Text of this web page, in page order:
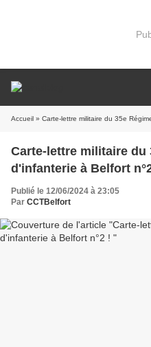
Accueil » Carte-lettre militaire du 35e
Carte-lettre militaire du
d'infanterie à Belfort
Publié le 12/06/2024 à 23:05
Par CCTBelfort